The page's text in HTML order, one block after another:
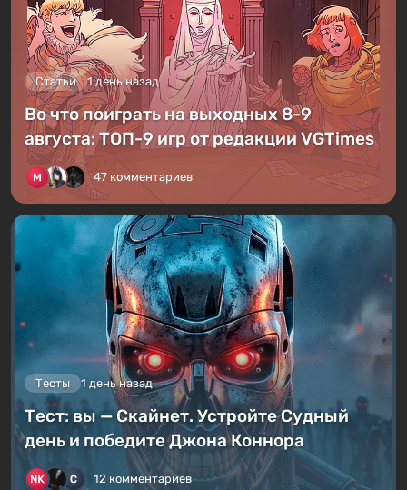
Статьи 1 день назад
Во что поиграть на выходных 8-9
августа: ТОП-9 игр от редакции VGTimes
47 комментариев
Тесты 1 день назад
Тест: вы — Скайнет. Устройте Судный
день и победите Джона Коннора
12 комментариев